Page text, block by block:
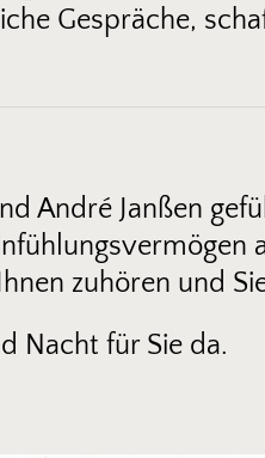
Gespräche,
André Janßen
zuhören und
Nacht für Sie da.